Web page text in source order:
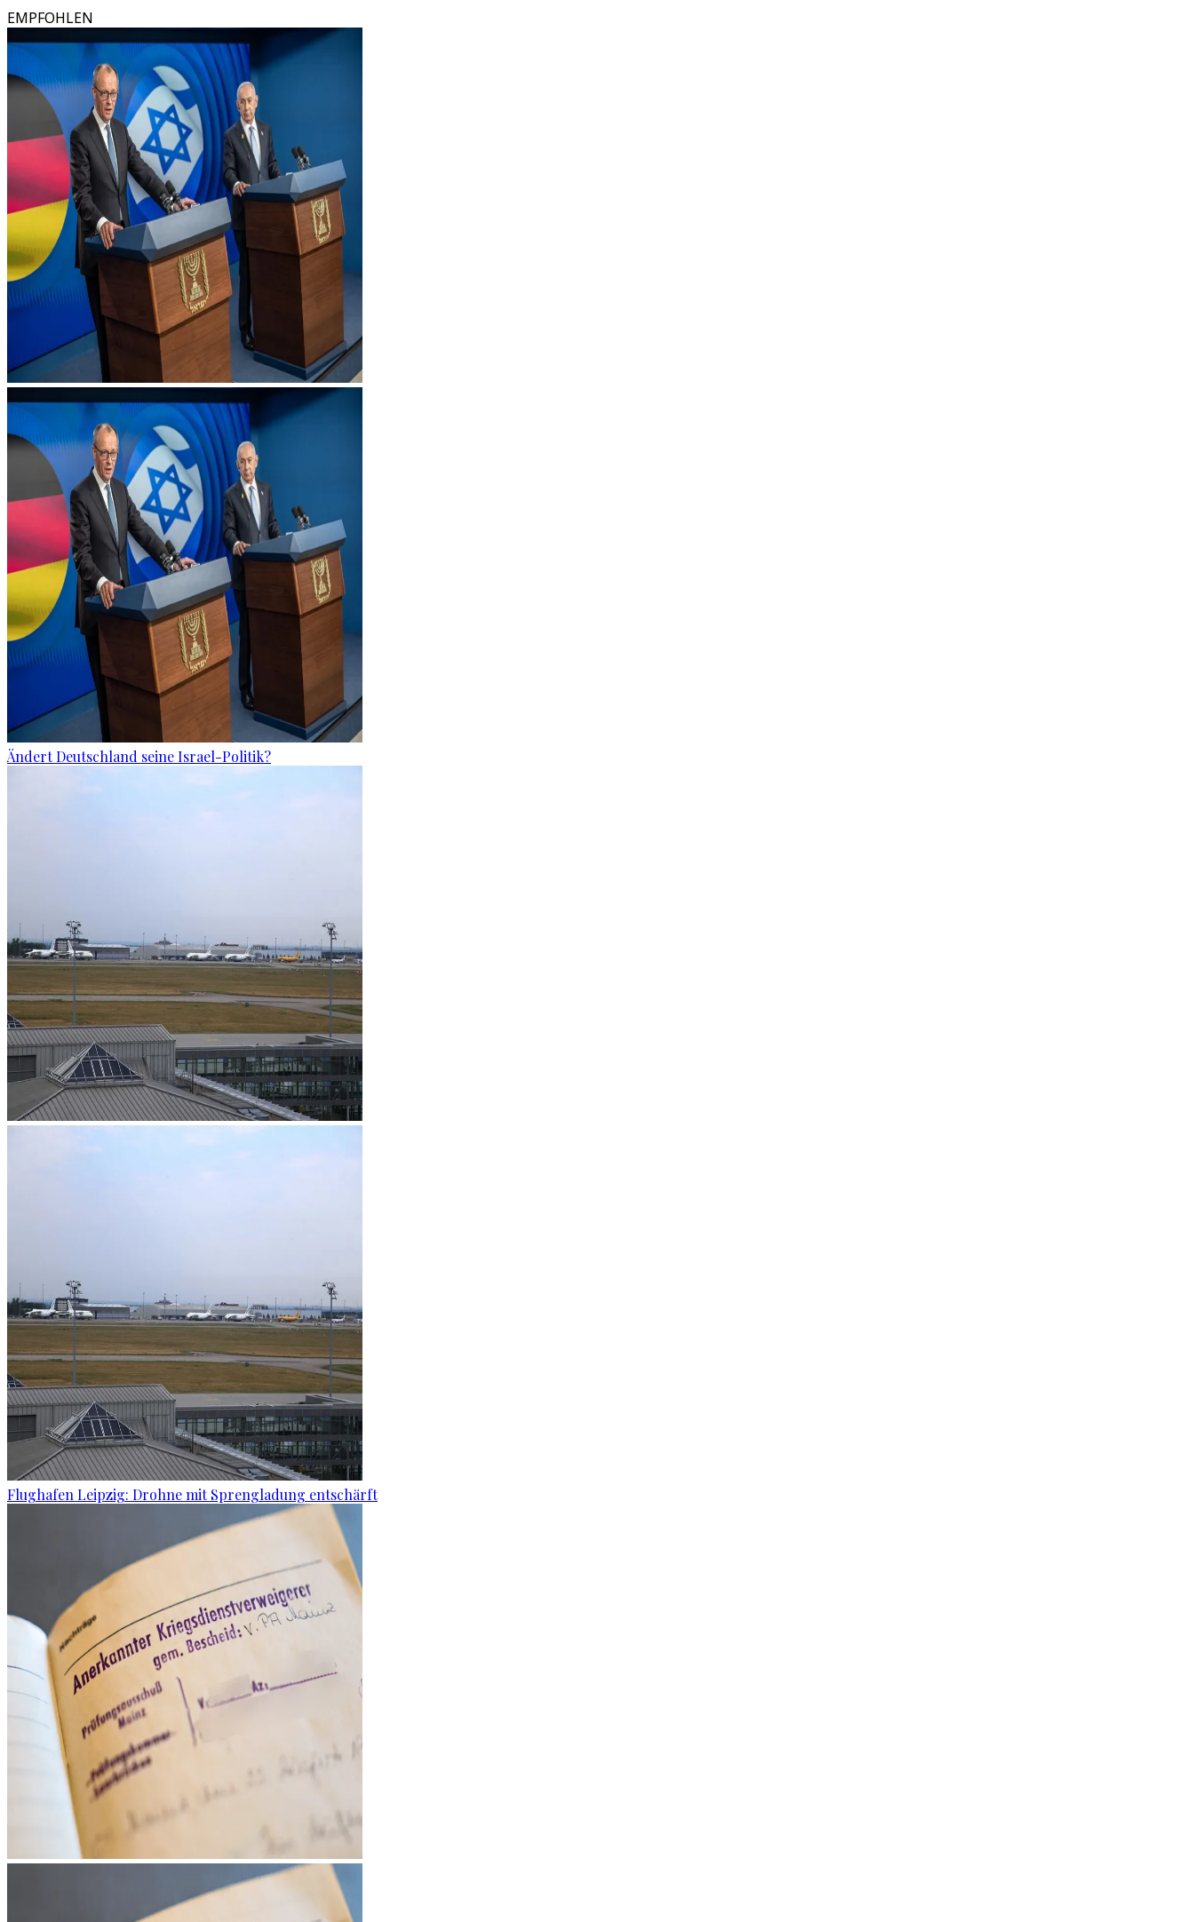
EMPFOHLEN
Ändert Deutschland seine Israel-Politik?
Flughafen Leipzig: Drohne mit Sprengladung entschärft